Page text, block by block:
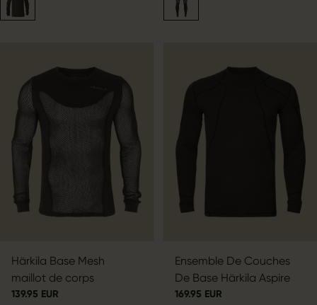
Härkila Base Mesh
maillot de corps
139.95 EUR
Ensemble De Couches
De Base Härkila Aspire
169.95 EUR